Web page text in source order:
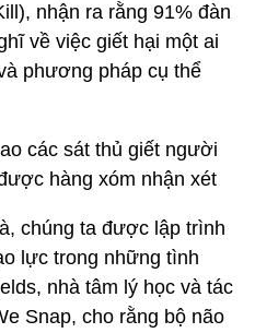
nhận ra rằng 91% đàn
về việc giết hại một ai
phương pháp cụ thể
chúng ta được lập trình
lực trong những tình
nhà tâm lý học và tác
Snap, cho rằng bộ não